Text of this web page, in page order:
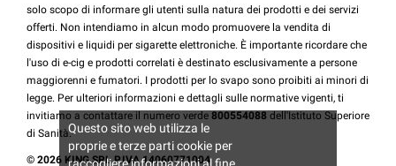
solo scopo di informare gli utenti sulla natura dei prodotti e dei servizi
offerti. Non intendiamo in alcun modo promuovere la vendita di
dispositivi e liquidi per sigarette elettroniche. È importante ricordare che
l'uso di e-cig e prodotti correlati è destinato esclusivamente a persone
maggiorenni e fumatori. I prodotti per lo svapo sono proibiti ai minori di
legge. Per ulteriori informazioni e dettagli sulle normative vigenti, ti
invitiamo a contattare il numero verde 800554088 dell'Istituto Superiore
di Sanità.
© 2026 KING SRL P.IVA 14060771004
Questo sito web utilizza le
proprie e terze parti cookie per